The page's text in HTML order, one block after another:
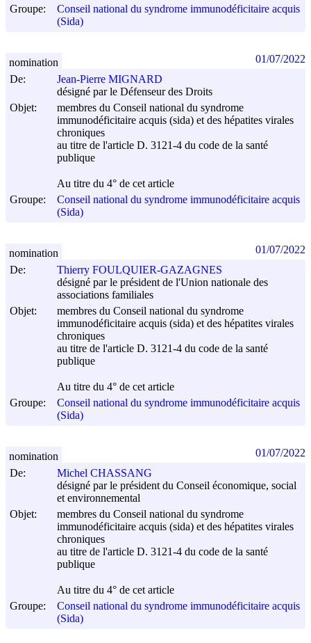
Groupe:
Conseil national du syndrome immunodéficitaire acquis
(Sida)
De:
Jean-Pierre MIGNARD
désigné par le Défenseur des Droits
Objet:
membres du Conseil national du syndrome
immunodéficitaire acquis (sida) et des hépatites virales
chroniques
au titre de l'article D. 3121-4 du code de la santé
publique
Au titre du 4° de cet article
Groupe:
Conseil national du syndrome immunodéficitaire acquis
(Sida)
nomination 01/07/2022
De:
Thierry FOULQUIER-GAZAGNES
désigné par le président de l'Union nationale des
associations familiales
Objet:
membres du Conseil national du syndrome
immunodéficitaire acquis (sida) et des hépatites virales
chroniques
au titre de l'article D. 3121-4 du code de la santé
publique
Au titre du 4° de cet article
Groupe:
Conseil national du syndrome immunodéficitaire acquis
(Sida)
nomination 01/07/2022
De:
Michel CHASSANG
désigné par le président du Conseil économique, social
et environnemental
Objet:
membres du Conseil national du syndrome
immunodéficitaire acquis (sida) et des hépatites virales
chroniques
au titre de l'article D. 3121-4 du code de la santé
publique
Au titre du 4° de cet article
Groupe:
Conseil national du syndrome immunodéficitaire acquis
(Sida)
nomination 01/07/2022